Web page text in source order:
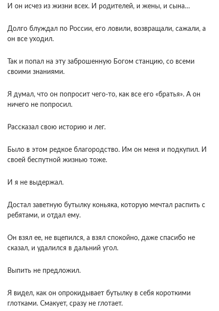
И он исчез из жизни всех. И родителей, и жены, и сына…
Долго блуждал по России, его ловили, возвращали, сажали, а
он все уходил.
Так и попал на эту заброшенную Богом станцию, со всеми
своими знаниями.
Я думал, что он попросит чего-то, как все его «братья». А он
ничего не попросил.
Рассказал свою историю и лег.
Было в этом редкое благородство. Им он меня и подкупил. И
своей беспутной жизнью тоже.
И я не выдержал.
Достал заветную бутылку коньяка, которую мечтал распить с
ребятами, и отдал ему.
Он взял ее, не вцепился, а взял спокойно, даже спасибо не
сказал, и удалился в дальний угол.
Выпить не предложил.
Я видел, как он опрокидывает бутылку в себя короткими
глотками. Смакует, сразу не глотает.